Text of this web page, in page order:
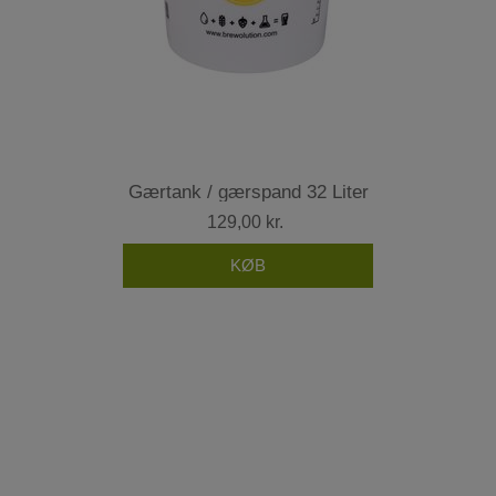
Gærtank / gærspand 32 Liter
129,00 kr.